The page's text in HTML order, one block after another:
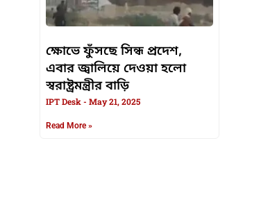
ক্ষোভে ফুঁসছে সিন্ধ প্রদেশ,
এবার জ্বালিয়ে দেওয়া হলো
স্বরাষ্ট্রমন্ত্রীর বাড়ি
IPT Desk May 21, 2025
Read More »